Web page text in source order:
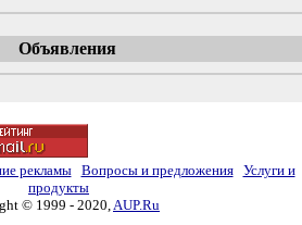
Объявления
рекламы Вопросы и предложения
Услуги и
продукты
© 1999 - 2020,AUP.Ru